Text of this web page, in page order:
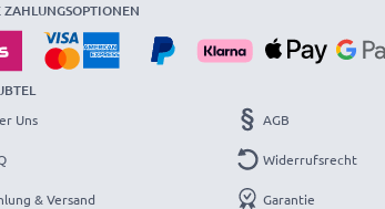
ZAHLUNGSOPTIONEN
Uns
& Versand
AGB
Widerrufsrecht
Garantie